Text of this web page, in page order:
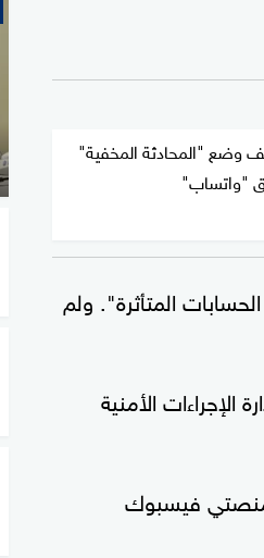
وضع "المحادثة المخفية"
"واتساب"
المتأثرة". ولم
الأمنية
منصتي فيسبوك